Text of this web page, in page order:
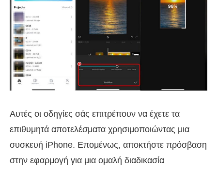
Αυτές οι οδηγίες σάς επιτρέπουν να έχετε τα
επιθυμητά αποτελέσματα χρησιμοποιώντας μια
συσκευή iPhone. Επομένως, αποκτήστε πρόσβαση
στην εφαρμογή για μια ομαλή διαδικασία